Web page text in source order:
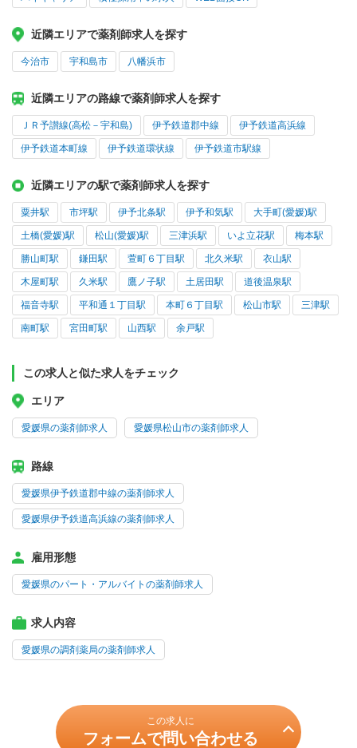
近隣エリアで薬剤師求人を探す
今治市 宇和島市 八幡浜市
近隣エリアの路線で薬剤師求人を探す
ＪＲ予讃線(高松－宇和島) 伊予鉄道郡中線 伊予鉄道高浜線
伊予鉄道本町線 伊予鉄道環状線 伊予鉄道市駅線
近隣エリアの駅で薬剤師求人を探す
粟井駅 市坪駅 伊予北条駅 伊予和気駅 大手町(愛媛)駅
土橋(愛媛)駅 松山(愛媛)駅 三津浜駅 いよ立花駅 梅本駅
勝山町駅 鎌田駅 萱町６丁目駅 北久米駅 衣山駅
木屋町駅 久米駅 鷹ノ子駅 土居田駅 道後温泉駅
福音寺駅 平和通１丁目駅 本町６丁目駅 松山市駅 三津駅
南町駅 宮田町駅 山西駅 余戸駅
この求人と似た求人をチェック
エリア
愛媛県の薬剤師求人 愛媛県松山市の薬剤師求人
路線
愛媛県伊予鉄道郡中線の薬剤師求人
愛媛県伊予鉄道高浜線の薬剤師求人
雇用形態
愛媛県のパート・アルバイトの薬剤師求人
求人内容
愛媛県の調剤薬局の薬剤師求人
この求人に
フォームで問い合わせる